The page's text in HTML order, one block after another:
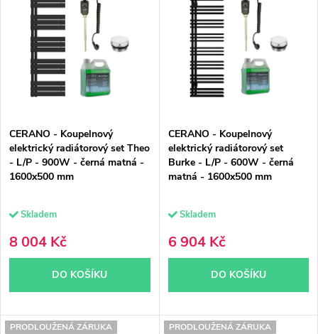
r
o
d
u
k
t
ů
Nejprodávanější
Abecedně
r
o
u
k
t
ů
CERANO - Koupelnový
elektrický radiátorový set Theo
- L/P - 900W - černá matná -
1600x500 mm
Skladem
8 004 Kč
DO KOŠÍKU
CERANO - Koupelnový
elektrický radiátorový set
Burke - L/P - 600W - černá
matná - 1600x500 mm
Skladem
6 904 Kč
DO KOŠÍKU
PRODLOUŽENÁ ZÁRUKA PRODLOUŽENÁ ZÁRUKA